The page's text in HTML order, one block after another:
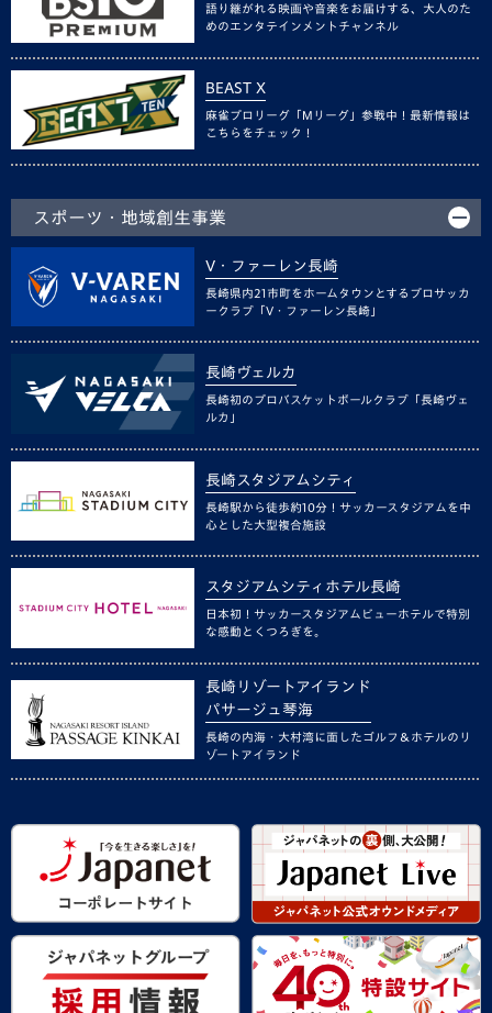
語り継がれる映画や音楽をお届けする、大人のた
めのエンタテインメントチャンネル
BEAST X
麻雀プロリーグ「Mリーグ」参戦中！最新情報は
こちらをチェック！
スポーツ・地域創生事業
V・ファーレン長崎
長崎県内21市町をホームタウンとするプロサッカ
ークラブ「V・ファーレン長崎」
長崎ヴェルカ
長崎初のプロバスケットボールクラブ「長崎ヴェ
ルカ」
長崎スタジアムシティ
長崎駅から徒歩約10分！サッカースタジアムを中
心とした大型複合施設
スタジアムシティホテル長崎
日本初！サッカースタジアムビューホテルで特別
な感動とくつろぎを。
長崎リゾートアイランド
パサージュ琴海
長崎の内海・大村湾に面したゴルフ＆ホテルのリ
ゾートアイランド